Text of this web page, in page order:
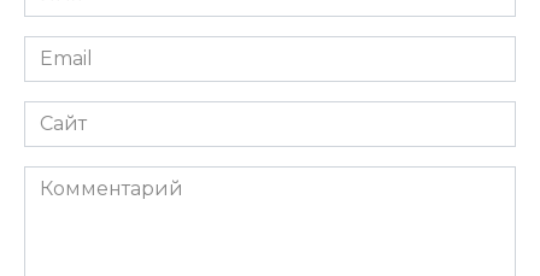
*
Email
*
Сайт
Комментарий